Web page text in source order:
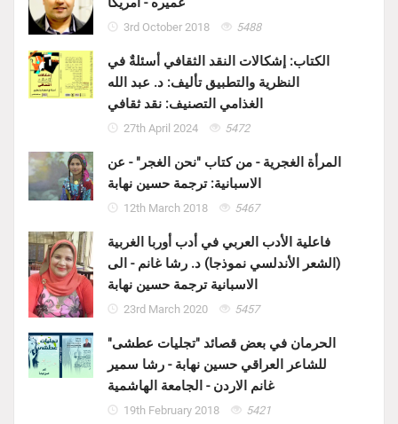
3rd October 2018 5488
الكتاب: إشكالات النقد الثقافي أسئلةٌ في
النظرية والتطبيق تأليف: د. عبد الله
الغذامي التصنيف: نقد ثقافي
27th April 2024 5472
المرأة الغجرية - من كتاب "نحن الغجر" - عن
الاسبانية: ترجمة حسين نهابة
12th March 2018 5467
فاعلية الأدب العربي في أدب أوربا الغربية
(الشعر الأندلسي نموذجا) د. رشا غانم - الى
الاسبانية ترجمة حسين نهابة
23rd March 2020 5457
الحرمان في بعض قصائد "تجليات عطشى"
للشاعر العراقي حسين نهابة - رشا سمير
غانم الاردن - الجامعة الهاشمية
19th February 2018 5421